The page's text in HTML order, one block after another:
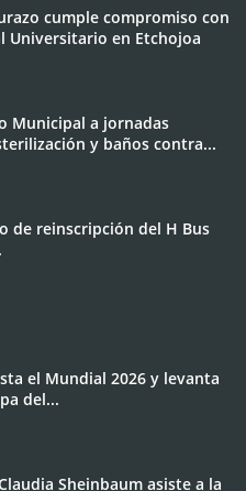
cumple compromiso con
Universitario en Etchojoa
Municipal a jornadas
y baños contra...
de reinscripción del H Bus
el Mundial 2026 y levanta
del...
Sheinbaum asiste a la